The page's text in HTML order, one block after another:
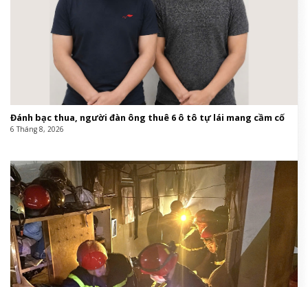
Đánh bạc thua, người đàn ông thuê 6 ô tô tự lái mang cầm cố
6 Tháng 8, 2026